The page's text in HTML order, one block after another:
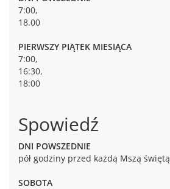
7:00,
18.00
PIERWSZY PIĄTEK MIESIĄCA
7:00,
16:30,
18:00
Spowiedź
DNI POWSZEDNIE
pół godziny przed każdą Mszą świętą
SOBOTA